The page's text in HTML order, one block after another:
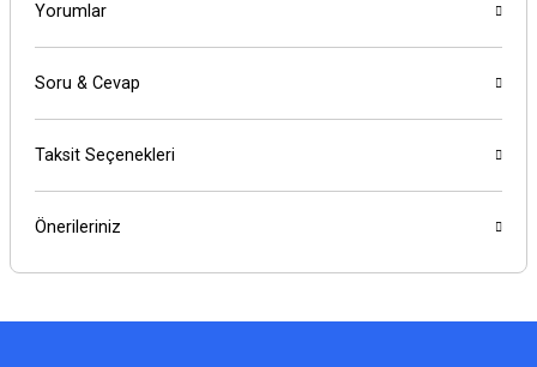
Yorumlar
Soru & Cevap
Taksit Seçenekleri
Önerileriniz